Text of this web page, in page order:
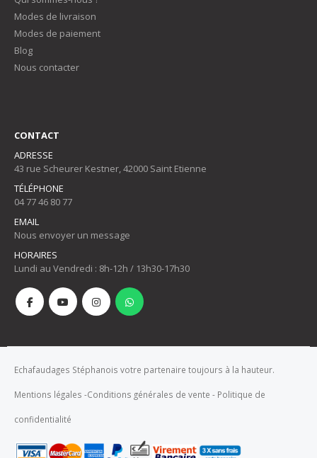
Modes de livraison
Modes de paiement
Blog
Nous contacter
CONTACT
ADRESSE
43 rue Scheurer Kestner, 42000 Saint Etienne
TÉLÉPHONE
04 77 46 80 77
EMAIL
Nous envoyer un message
HORAIRES
Lundi au Vendredi : 8h-12h / 13h30-17h30
Echafaudages Stéphanois votre partenaire toujours à la hauteur.
Mentions légales -Conditions générales de vente - Politique de
confidentialité